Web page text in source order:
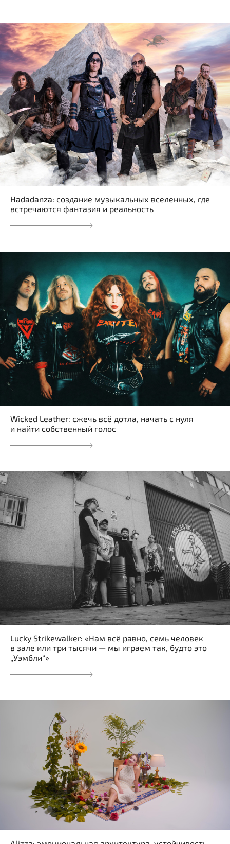
Hadadanza: создание музыкальных вселенных, где
встречаются фантазия и реальность
Wicked Leather: сжечь всё дотла, начать с нуля
и найти собственный голос
Lucky Strikewalker: «Нам всё равно, семь человек
в зале или три тысячи — мы играем так, будто это
„Уэмбли“»